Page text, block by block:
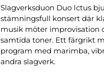
Slagverksduon Duo Ictus
stämningsfull konsert där
musik möter improvisation
samtida toner. Ett färgrikt
program med marimba,
andra slagverk.